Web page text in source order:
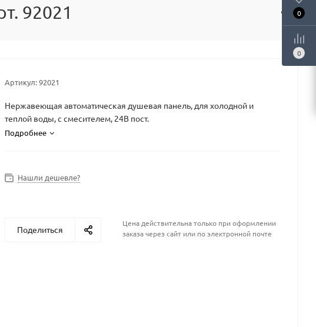
92021
Артикул:92021
Нержавеющая автоматическая душевая панель, для холодной и
теплой воды, с смесителем, 24В пост.
Подробнее
Нашли дешевле?
Поделиться
Цена действительна только при оформлении
заказа через сайт или по электронной почте
0
0